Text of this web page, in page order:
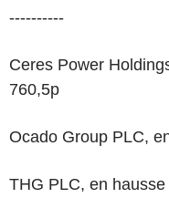
----------
Ceres Power
760,5p
Ocado Group PLC,
THG PLC, en